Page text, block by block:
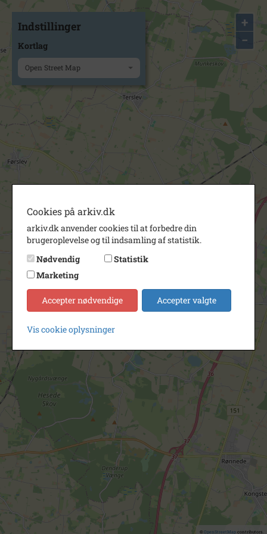
+
−
© OpenStreetMapcontributors.
Indstillinger
Kortlag
Open Street Map
Cookies på arkiv.dk
arkiv.dk anvender cookies til at forbedre din
brugeroplevelse og til indsamling af statistik.
Nødvendig
Statistik
Marketing
Accepter nødvendige Accepter valgte
Vis cookie oplysninger